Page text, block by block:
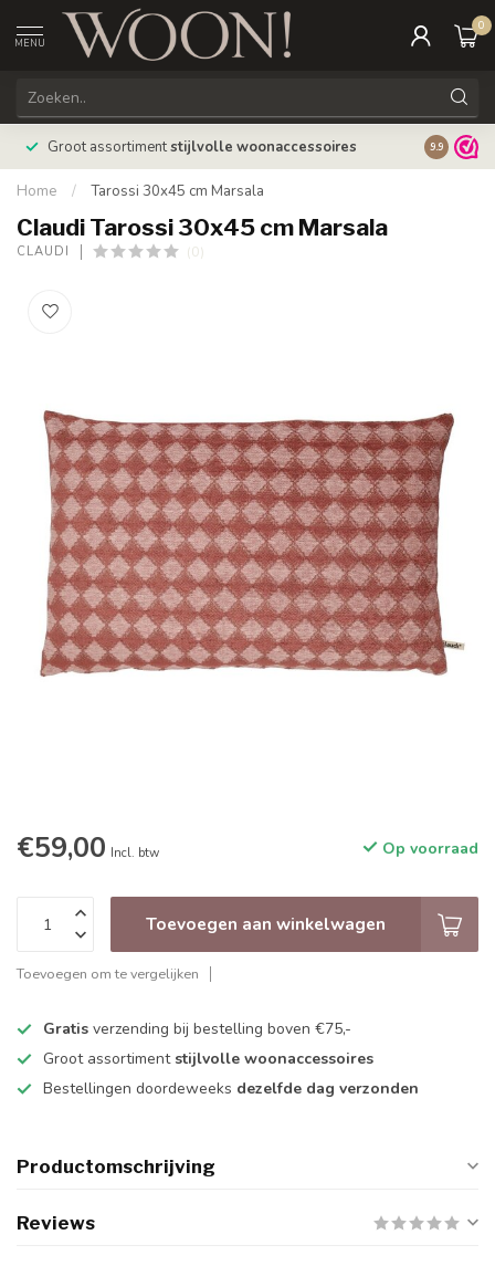
MENU
0
Groot assortimentstijlvolle woonaccessoires 9.9
Home / Tarossi 30x45 cm Marsala
Claudi Tarossi 30x45 cm Marsala
CLAUDI (0)
€59,00 Incl. btw Op voorraad
Toevoegen aan winkelwagen
Toevoegen om te vergelijken
Gratis verzending bij bestelling boven €75,-
Groot assortiment stijlvolle woonaccessoires
Bestellingen doordeweeks dezelfde dag verzonden
Productomschrijving
Reviews